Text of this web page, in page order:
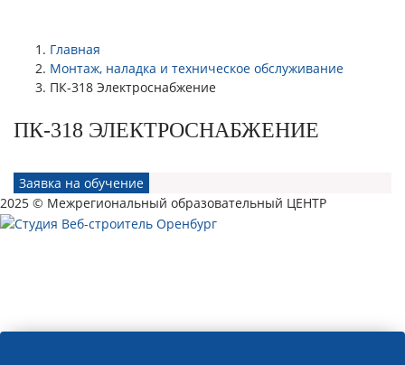
Главная
Монтаж, наладка и техническое обслуживание
ПК-318 Электроснабжение
ПК-318 ЭЛЕКТРОСНАБЖЕНИЕ
Заявка на обучение
2025 © Межрегиональный образовательный ЦЕНТР